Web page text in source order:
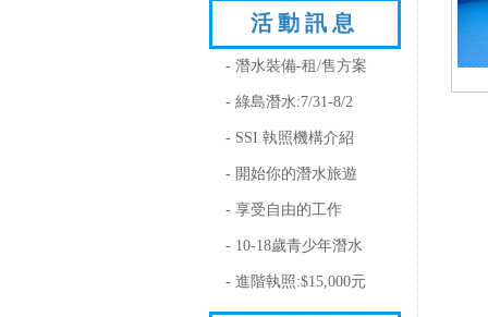
活動訊息
- 潛水裝備-租/售方案
- 綠島潛水:7/31-8/2
- SSI 執照機構介紹
- 開始你的潛水旅遊
- 享受自由的工作
- 10-18歲青少年潛水
- 進階執照:$15,000元